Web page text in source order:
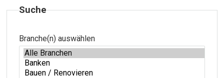
Suche
Branche(n) auswählen